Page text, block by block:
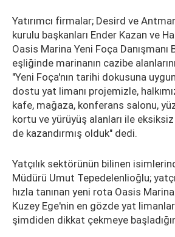
Yatırımcı firmalar; Desird ve
kurulu başkanları Ender Kazan ve
Oasis Marina Yeni Foça Danışmanı
eşliğinde marinanın cazibe
"Yeni Foça'nın tarihi dokusuna
dostu yat limanı projemizle,
kafe, mağaza, konferans salonu,
kortu ve yürüyüş alanları ile
de kazandırmış olduk" dedi.
Yatçılık sektörünün bilinen
Müdürü Umut Tepedelenlioğlu;
hızla tanınan yeni rota Oasis Marina
Kuzey Ege'nin en gözde yat
şimdiden dikkat çekmeye